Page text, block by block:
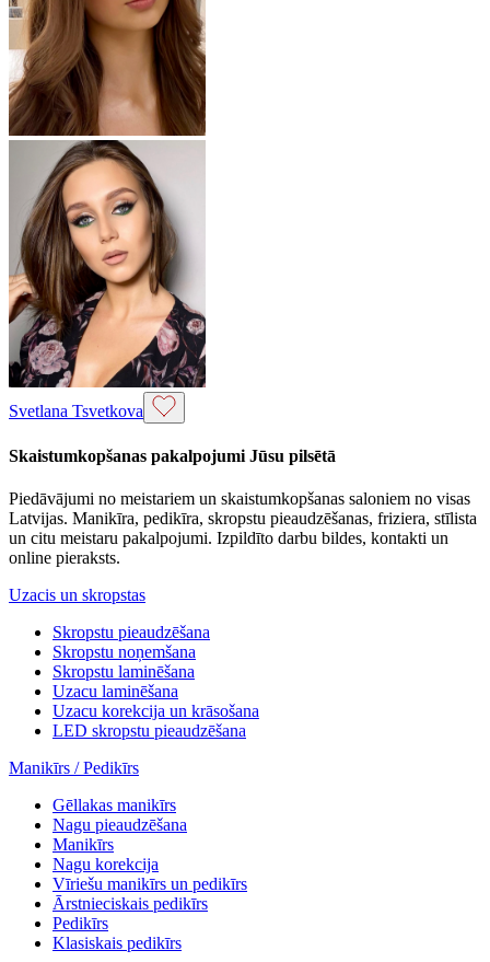
Svetlana Tsvetkova
Skaistumkopšanas pakalpojumi Jūsu pilsētā
Piedāvājumi no meistariem un skaistumkopšanas saloniem no visas
Latvijas. Manikīra, pedikīra, skropstu pieaudzēšanas, friziera, stīlista
un citu meistaru pakalpojumi. Izpildīto darbu bildes, kontakti un
online pieraksts.
Uzacis un skropstas
Skropstu pieaudzēšana
Skropstu noņemšana
Skropstu laminēšana
Uzacu laminēšana
Uzacu korekcija un krāsošana
LED skropstu pieaudzēšana
Manikīrs / Pedikīrs
Gēllakas manikīrs
Nagu pieaudzēšana
Manikīrs
Nagu korekcija
Vīriešu manikīrs un pedikīrs
Ārstnieciskais pedikīrs
Pedikīrs
Klasiskais pedikīrs